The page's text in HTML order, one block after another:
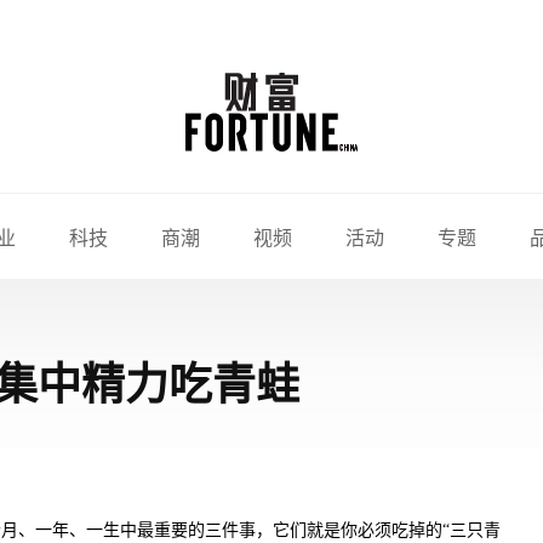
科技 商潮 视频 活动 专题
中精力吃青蛙
、一年、一生中最重要的三件事，它们就是你必须吃掉的“三只青